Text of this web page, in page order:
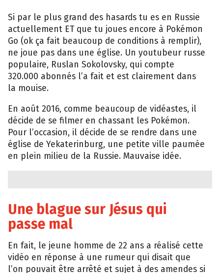
Si par le plus grand des hasards tu es en Russie
actuellement ET que tu joues encore à Pokémon
Go (ok ça fait beaucoup de conditions à remplir),
ne joue pas dans une église. Un youtubeur russe
populaire, Ruslan Sokolovsky, qui compte
320.000 abonnés l’a fait et est clairement dans
la mouise.
En août 2016, comme beaucoup de vidéastes, il
décide de se filmer en chassant les Pokémon.
Pour l’occasion, il décide de se rendre dans une
église de Yekaterinburg, une petite ville paumée
en plein milieu de la Russie. Mauvaise idée.
Une blague sur Jésus qui
passe mal
En fait, le jeune homme de 22 ans a réalisé cette
vidéo en réponse à une rumeur qui disait que
l’on pouvait être arrêté et sujet à des amendes si